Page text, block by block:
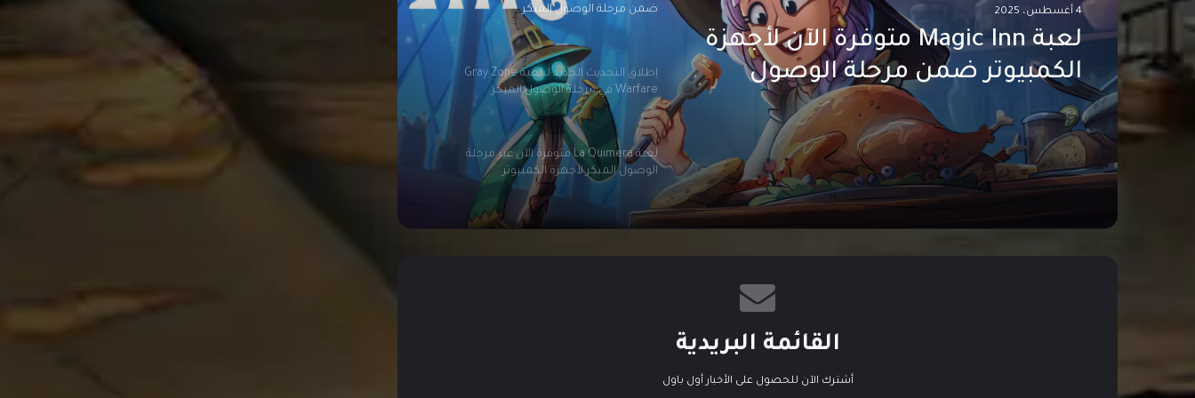
4 أغسطس، 2025
لعبة Magic Inn متوفرة الآن لأجهزة
الكمبيوتر ضمن مرحلة الوصول
المبكر
ضمن مرحلة الوصول المبكر
إطلاق التحديث الجديد لـ لعبة Gray Zone
Warfare في مرحلة الوصول المبكر
لعبة La Quimera متوفرة الآن عبر مرحلة
الوصول المبكر لأجهزة الكمبيوتر
القائمة البريدية
أشترك الآن للحصول على الأخبار أول باول